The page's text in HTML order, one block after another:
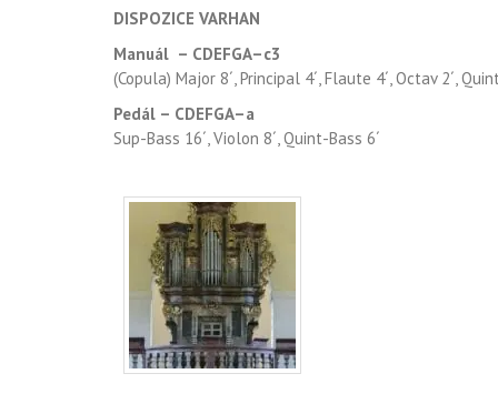
DISPOZICE VARHAN
Manuál – CDEFGA–c3
(Copula) Major 8´, Principal 4´, Flaute 4´, Octav 2´,
Pedál – CDEFGA–a
Sup-Bass 16´, Violon 8´, Quint-Bass 6´